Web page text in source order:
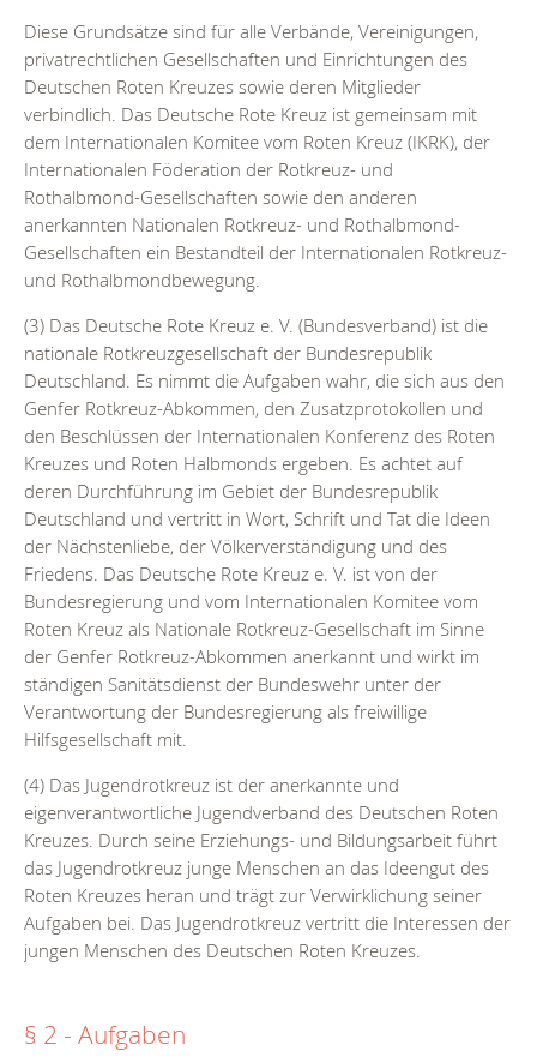
Diese Grundsätze sind für alle Verbände, Vereinigungen,
privatrechtlichen Gesellschaften und Einrichtungen des
Deutschen Roten Kreuzes sowie deren Mitglieder
verbindlich. Das Deutsche Rote Kreuz ist gemeinsam mit
dem Internationalen Komitee vom Roten Kreuz (IKRK), der
Internationalen Föderation der Rotkreuz- und
Rothalbmond-Gesellschaften sowie den anderen
anerkannten Nationalen Rotkreuz- und Rothalbmond-
Gesellschaften ein Bestandteil der Internationalen Rotkreuz-
und Rothalbmondbewegung.
(3) Das Deutsche Rote Kreuz e. V. (Bundesverband) ist die
nationale Rotkreuzgesellschaft der Bundesrepublik
Deutschland. Es nimmt die Aufgaben wahr, die sich aus den
Genfer Rotkreuz-Abkommen, den Zusatzprotokollen und
den Beschlüssen der Internationalen Konferenz des Roten
Kreuzes und Roten Halbmonds ergeben. Es achtet auf
deren Durchführung im Gebiet der Bundesrepublik
Deutschland und vertritt in Wort, Schrift und Tat die Ideen
der Nächstenliebe, der Völkerverständigung und des
Friedens. Das Deutsche Rote Kreuz e. V. ist von der
Bundesregierung und vom Internationalen Komitee vom
Roten Kreuz als Nationale Rotkreuz-Gesellschaft im Sinne
der Genfer Rotkreuz-Abkommen anerkannt und wirkt im
ständigen Sanitätsdienst der Bundeswehr unter der
Verantwortung der Bundesregierung als freiwillige
Hilfsgesellschaft mit.
(4) Das Jugendrotkreuz ist der anerkannte und
eigenverantwortliche Jugendverband des Deutschen Roten
Kreuzes. Durch seine Erziehungs- und Bildungsarbeit führt
das Jugendrotkreuz junge Menschen an das Ideengut des
Roten Kreuzes heran und trägt zur Verwirklichung seiner
Aufgaben bei. Das Jugendrotkreuz vertritt die Interessen der
jungen Menschen des Deutschen Roten Kreuzes.
§ 2 - Aufgaben